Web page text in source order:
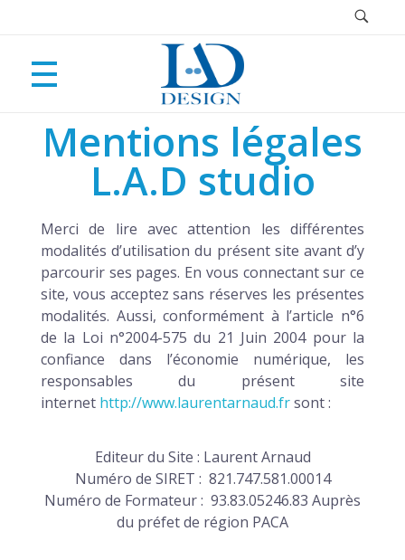
LAURENT ARNAUD
CRÉATION AVEC L’IA
Revoir Toulon
ILLUSTRATIONS
Bluestreakmath game design
WEBDESIGN
La Méduse violette
La Divine Usine
Dermotechnology charte graphique
Mentions légales
L.A.D studio
Merci de lire avec attention les différentes
modalités d’utilisation du présent site avant d’y
parcourir ses pages. En vous connectant sur ce
site, vous acceptez sans réserves les présentes
modalités. Aussi, conformément à l’article n°6
de la Loi n°2004-575 du 21 Juin 2004 pour la
confiance dans l’économie numérique, les
responsables du présent site
internet http://www.laurentarnaud.frsont :
Editeur du Site : Laurent Arnaud
Numéro de SIRET : 821.747.581.00014
Numéro de Formateur : 93.83.05246.83 Auprès
du préfet de région PACA